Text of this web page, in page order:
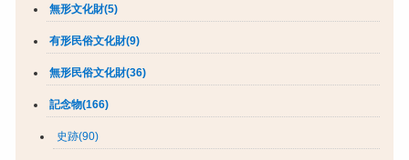
無形文化財(5)
有形民俗文化財(9)
無形民俗文化財(36)
記念物(166)
史跡(90)